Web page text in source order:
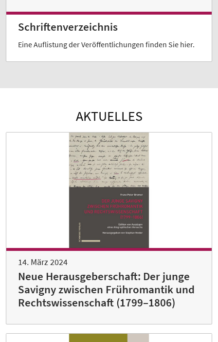
Schriftenverzeichnis
Eine Auflistung der Veröffentlichungen finden Sie hier.
AKTUELLES
14. März 2024
Neue Herausgeberschaft: Der junge
Savigny zwischen Frühromantik und
Rechtswissenschaft (1799–1806)